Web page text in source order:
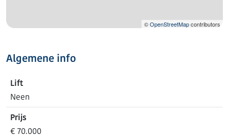
©OpenStreetMapcontributors
Algemene info
Lift
Neen
Prijs
€ 70.000